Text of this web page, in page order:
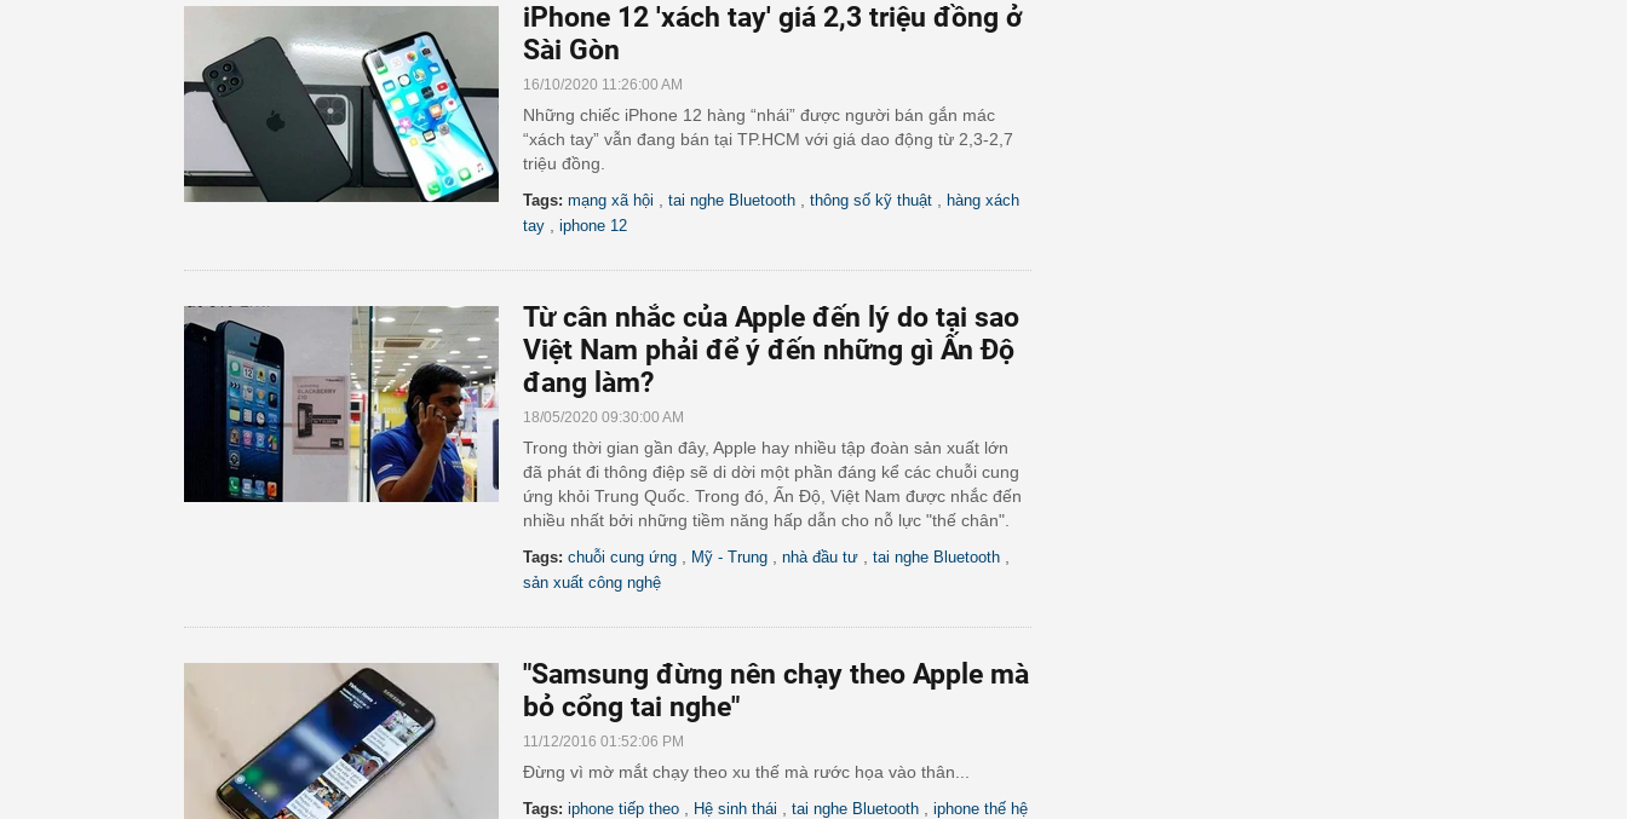
iPhone 12 'xách tay' giá 2,3 triệu đồng ở
Sài Gòn
16/10/2020 11:26:00 AM
Những chiếc iPhone 12 hàng “nhái” được người bán gắn mác
“xách tay” vẫn đang bán tại TP.HCM với giá dao động từ 2,3-2,7
triệu đồng.
Tags: mạng xã hội tai nghe Bluetooth thông số kỹ thuật
hàng xách
tay
iphone 12
Từ cân nhắc của Apple đến lý do tại sao
Việt Nam phải để ý đến những gì Ấn Độ
đang làm?
18/05/2020 09:30:00 AM
Trong thời gian gần đây, Apple hay nhiều tập đoàn sản xuất lớn
đã phát đi thông điệp sẽ di dời một phần đáng kể các chuỗi cung
ứng khỏi Trung Quốc. Trong đó, Ấn Độ, Việt Nam được nhắc đến
nhiều nhất bởi những tiềm năng hấp dẫn cho nỗ lực "thế chân".
Tags: chuỗi cung ứng Mỹ - Trung nhà đầu tư tai nghe Bluetooth
sản xuất công nghệ
"Samsung đừng nên chạy theo Apple mà
bỏ cổng tai nghe"
11/12/2016 01:52:06 PM
Đừng vì mờ mắt chạy theo xu thế mà rước họa vào thân...
Tags: iphone tiếp theo Hệ sinh thái tai nghe Bluetooth
iphone thế hệ